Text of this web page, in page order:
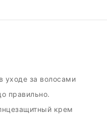
уходе за волосами
правильно.
крем